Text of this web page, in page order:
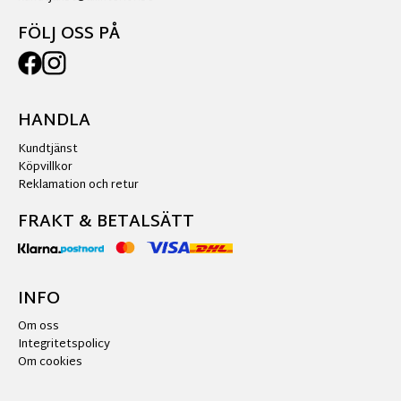
FÖLJ OSS PÅ
HANDLA
Kundtjänst
Köpvillkor
Reklamation och retur
FRAKT & BETALSÄTT
INFO
Om oss
Integritetspolicy
Om cookies